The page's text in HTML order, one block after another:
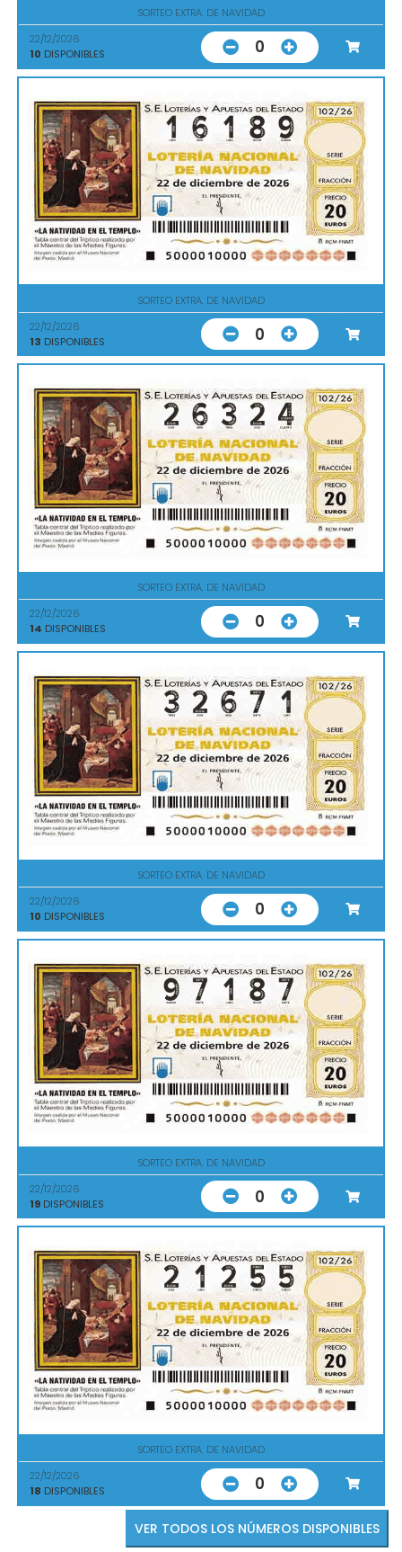
SORTEO EXTRA. DE NAVIDAD
22/12/2026
10 DISPONIBLES 0
SORTEO EXTRA. DE NAVIDAD
22/12/2026
13 DISPONIBLES 0
SORTEO EXTRA. DE NAVIDAD
22/12/2026
14 DISPONIBLES 0
SORTEO EXTRA. DE NAVIDAD
22/12/2026
10 DISPONIBLES 0
SORTEO EXTRA. DE NAVIDAD
22/12/2026
19 DISPONIBLES 0
SORTEO EXTRA. DE NAVIDAD
22/12/2026
18 DISPONIBLES 0
VER TODOS LOS NÚMEROS DISPONIBLES